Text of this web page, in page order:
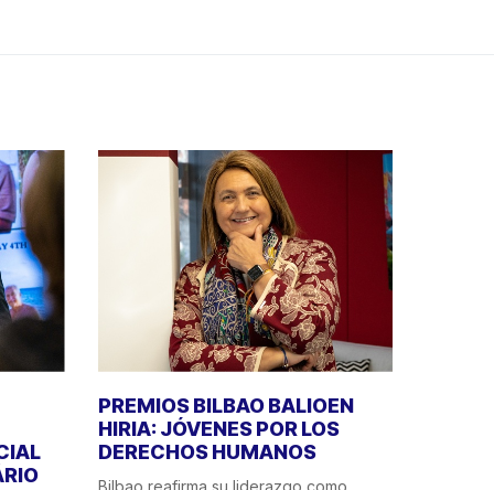
PREMIOS BILBAO BALIOEN
HIRIA: JÓVENES POR LOS
DERECHOS HUMANOS
Bilbao reafirma su liderazgo como